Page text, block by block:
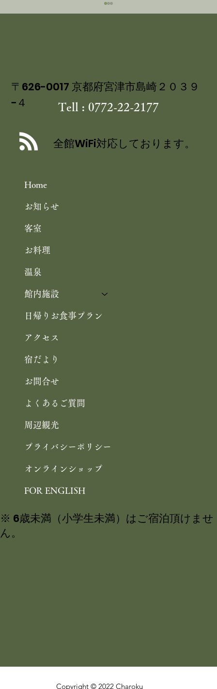
ルク 飯尾醸造 富士酢プレミアム使用
Home
お知らせ
客室
お料理
温泉
館内施設
日帰りお食事プラン
アクセス
宿だより
お問合せ
よくあるご質問
周辺観光
プライバシーポリシー
オンラインショップ
FOR ENGLISH
〒626-0017 京都府宮津市島崎２０３９
−４
Tell : 0772-22-2177
全館WiFi対応しております。
※ 6歳未満（小学生未満）はご宿泊頂けませ
ん。
Copyright © 2022 Charoku